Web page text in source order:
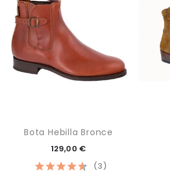
(3)
Bota Hebilla Bronce
129,00 €